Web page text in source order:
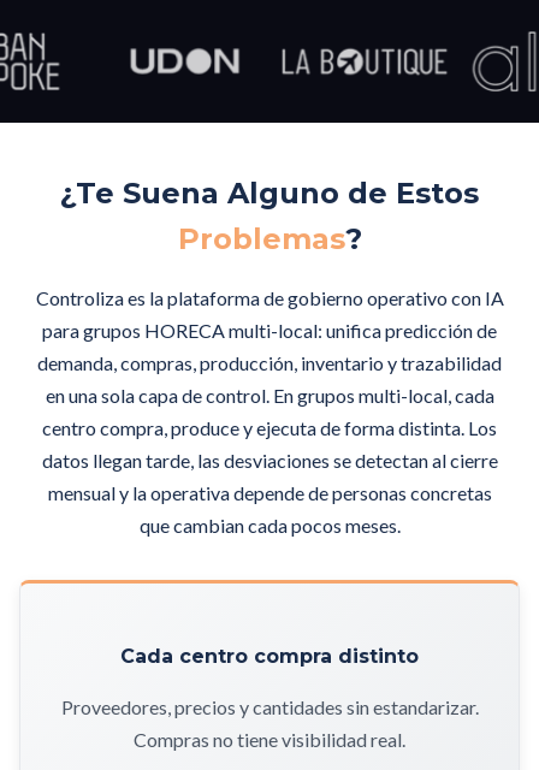
¿Te Suena Alguno de Estos
Problemas?
Controliza es la plataforma de gobierno operativo con IA
para grupos HORECA multi-local: unifica predicción de
demanda, compras, producción, inventario y trazabilidad
en una sola capa de control. En grupos multi-local, cada
centro compra, produce y ejecuta de forma distinta. Los
datos llegan tarde, las desviaciones se detectan al cierre
mensual y la operativa depende de personas concretas
que cambian cada pocos meses.
Cada centro compra distinto
Proveedores, precios y cantidades sin estandarizar.
Compras no tiene visibilidad real.